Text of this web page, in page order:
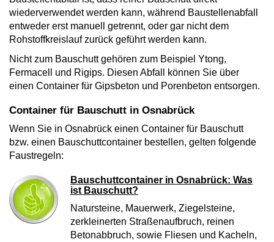
wiederverwendet werden kann, während Baustellenabfall
entweder erst manuell getrennt, oder gar nicht dem
Rohstoffkreislauf zurück geführt werden kann.
Nicht zum Bauschutt gehören zum Beispiel Ytong,
Fermacell und Rigips. Diesen Abfall können Sie über
einen Container für Gipsbeton und Porenbeton entsorgen.
Container für Bauschutt in Osnabrück
Wenn Sie in Osnabrück einen Container für Bauschutt
bzw. einen Bauschuttcontainer bestellen, gelten folgende
Faustregeln:
Bauschuttcontainer in Osnabrück: Was
ist Bauschutt?
Natursteine, Mauerwerk, Ziegelsteine,
zerkleinerten Straßenaufbruch, reinen
Betonabbruch, sowie Fliesen und Kacheln,